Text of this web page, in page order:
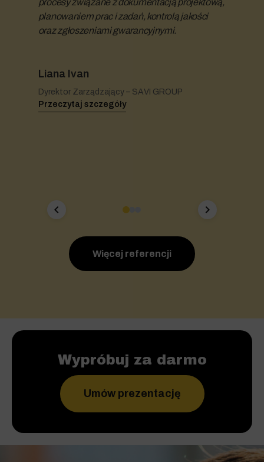
procesy związane z dokumentacją projektową,
planowaniem prac i zadań, kontrolą jakości
oraz zgłoszeniami gwarancyjnymi.
Liana Ivan
Dyrektor Zarządzający – SAVI GROUP
Przeczytaj szczegóły
chevron_left chevron_right
Więcej referencji
Wypróbuj za darmo
Umów prezentację